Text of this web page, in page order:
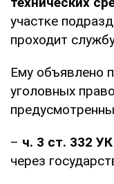
участке
проходит
Ему объявлено
уголовных
– ч. 3 ст. 332 УК
через